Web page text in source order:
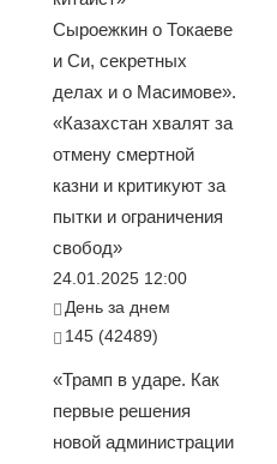
Сыроежкин о Токаеве
и Си, секретных
делах и о Масимове».
«Казахстан хвалят за
отмену смертной
казни и критикуют за
пытки и ограничения
свобод»
24.01.2025 12:00
День за днем
145 (42489)
«Трамп в ударе. Как
первые решения
новой администрации